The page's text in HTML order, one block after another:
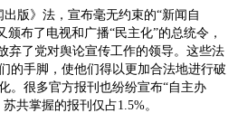
版》法，宣布毫无约束的“新闻自
布了电视和广播“民主化”的总统令，
弃了党对舆论宣传工作的领导。这些法
的手脚，使他们得以更加合法地进行破
。很多官方报刊也纷纷宣布“自主办
共掌握的报刊仅占1.5%。